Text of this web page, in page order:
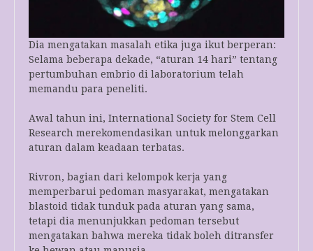
Dia mengatakan masalah etika juga ikut berperan:
Selama beberapa dekade, “aturan 14 hari” tentang
pertumbuhan embrio di laboratorium telah
memandu para peneliti.
Awal tahun ini, International Society for Stem Cell
Research merekomendasikan untuk melonggarkan
aturan dalam keadaan terbatas.
Rivron, bagian dari kelompok kerja yang
memperbarui pedoman masyarakat, mengatakan
blastoid tidak tunduk pada aturan yang sama,
tetapi dia menunjukkan pedoman tersebut
mengatakan bahwa mereka tidak boleh ditransfer